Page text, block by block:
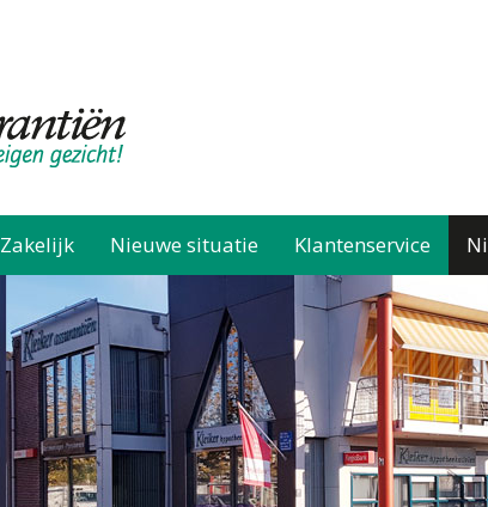
Zakelijk Nieuwe situatie Klantenservice